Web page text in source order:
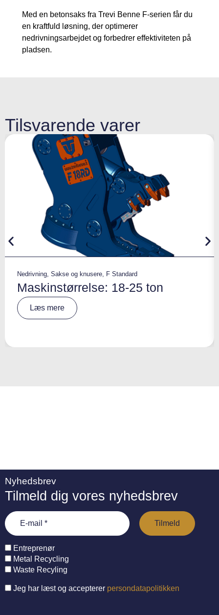
Med en betonsaks fra Trevi Benne F-serien får du
en kraftfuld løsning, der optimerer
nedrivningsarbejdet og forbedrer effektiviteten på
pladsen.
Tilsvarende varer
Nedrivning, Sakse og knusere, F Standard
Maskinstørrelse: 18-25 ton
Læs mere
Nyhedsbrev
Tilmeld dig vores nyhedsbrev
Entreprenør
Metal Recycling
Waste Recyling
Jeg har læst og accepterer persondatapolitikken